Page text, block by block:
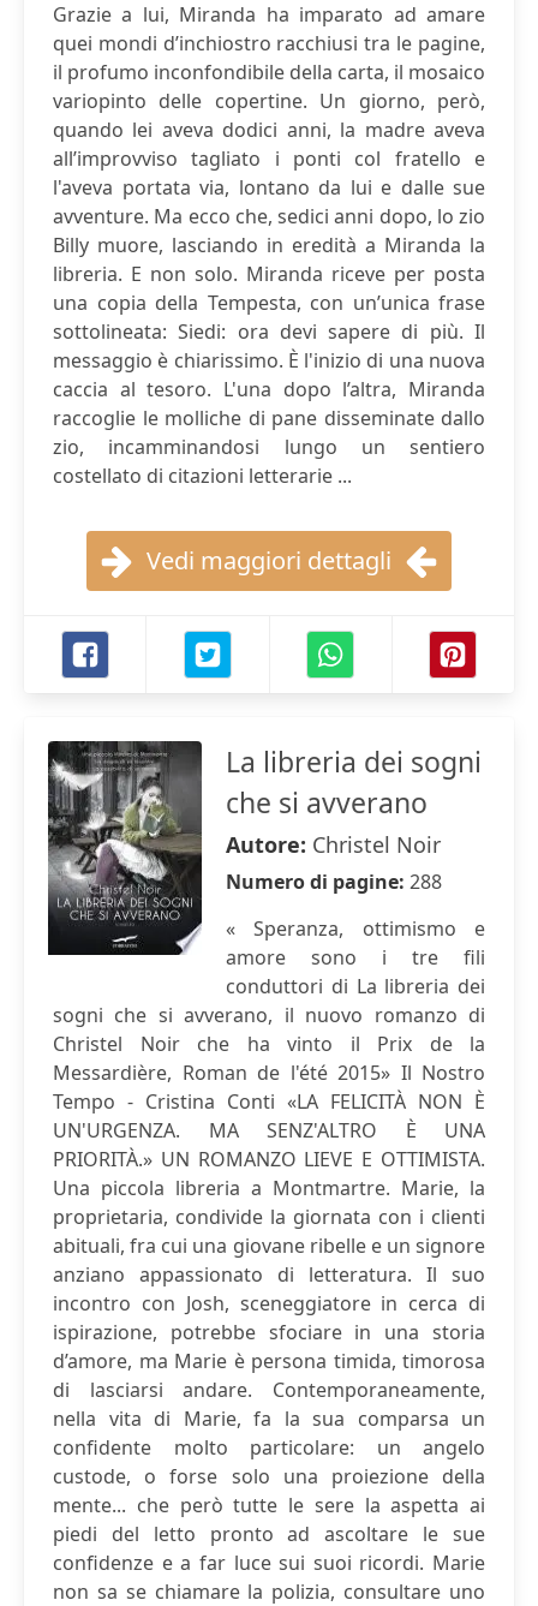
Grazie a lui, Miranda ha imparato ad amare
quei mondi d’inchiostro racchiusi tra le pagine,
il profumo inconfondibile della carta, il mosaico
variopinto delle copertine. Un giorno, però,
quando lei aveva dodici anni, la madre aveva
all’improvviso tagliato i ponti col fratello e
l'aveva portata via, lontano da lui e dalle sue
avventure. Ma ecco che, sedici anni dopo, lo zio
Billy muore, lasciando in eredità a Miranda la
libreria. E non solo. Miranda riceve per posta
una copia della Tempesta, con un’unica frase
sottolineata: Siedi: ora devi sapere di più. Il
messaggio è chiarissimo. È l'inizio di una nuova
caccia al tesoro. L'una dopo l’altra, Miranda
raccoglie le molliche di pane disseminate dallo
zio, incamminandosi lungo un sentiero
costellato di citazioni letterarie ...
Vedi maggiori dettagli
La libreria dei sogni
che si avverano
Autore: Christel Noir
Numero di pagine: 288
« Speranza, ottimismo e
amore sono i tre fili
conduttori di La libreria dei
sogni che si avverano, il nuovo romanzo di
Christel Noir che ha vinto il Prix de la
Messardière, Roman de l'été 2015» Il Nostro
Tempo - Cristina Conti «LA FELICITÀ NON È
UN'URGENZA. MA SENZ'ALTRO È UNA
PRIORITÀ.» UN ROMANZO LIEVE E OTTIMISTA.
Una piccola libreria a Montmartre. Marie, la
proprietaria, condivide la giornata con i clienti
abituali, fra cui una giovane ribelle e un signore
anziano appassionato di letteratura. Il suo
incontro con Josh, sceneggiatore in cerca di
ispirazione, potrebbe sfociare in una storia
d’amore, ma Marie è persona timida, timorosa
di lasciarsi andare. Contemporaneamente,
nella vita di Marie, fa la sua comparsa un
confidente molto particolare: un angelo
custode, o forse solo una proiezione della
mente... che però tutte le sere la aspetta ai
piedi del letto pronto ad ascoltare le sue
confidenze e a far luce sui suoi ricordi. Marie
non sa se chiamare la polizia, consultare uno